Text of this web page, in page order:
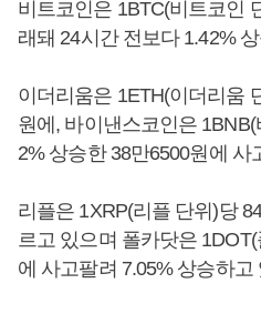
비트코인은 1BTC(비트코인
래돼 24시간 전보다 1.42%
이더리움은 1ETH(이더리움
원에, 바이낸스코인은
2% 상승한 38만6500원에 사
리플은 1XRP(리플 단위)당
르고 있으며 폴카닷은
에 사고팔려 7.05% 상승하고